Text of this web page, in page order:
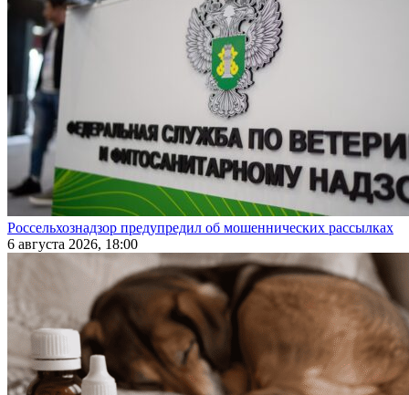
Россельхознадзор предупредил об мошеннических рассылках
6 августа 2026, 18:00